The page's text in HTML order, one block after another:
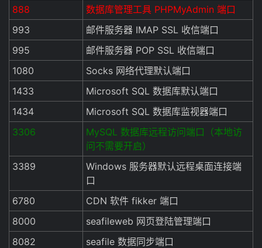
888
数据库管理工具 PHPMyAdmin 端口
993
邮件服务器 IMAP SSL 收信端口
995
邮件服务器 POP SSL 收信端口
1080
Socks 网络代理默认端口
1433
Microsoft SQL 数据库默认端口
1434
Microsoft SQL 数据库监视器端口
3306
MySQL 数据库远程访问端口（本地访
问不需要开启）
3389
Windows 服务器默认远程桌面连接端
口
6780
CDN 软件 fikker 端口
8000
seafileweb 网页登陆管理端口
8082
seafile 数据同步端口